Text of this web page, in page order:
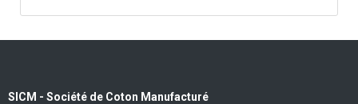
SICM - Société de Coton Manufacturé